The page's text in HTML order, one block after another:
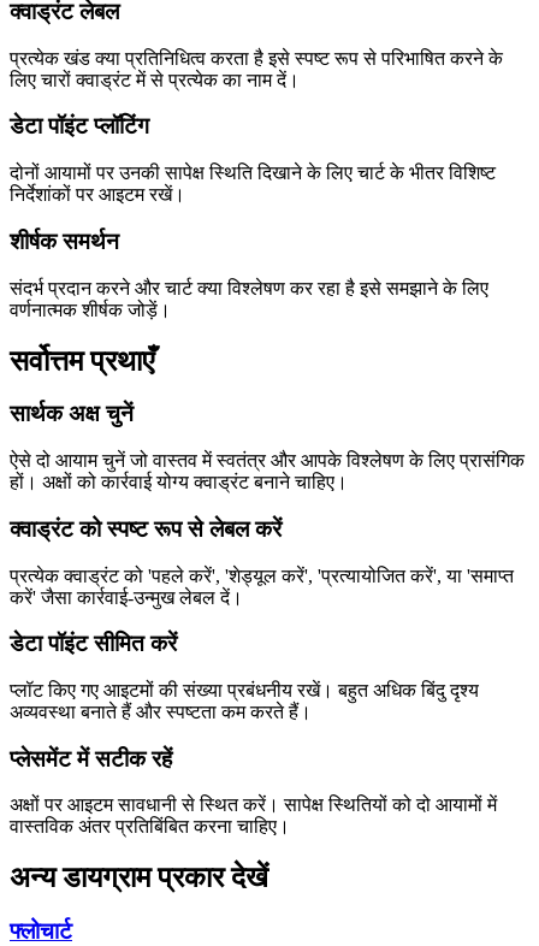
क्वाड्रंट लेबल
प्रत्येक खंड क्या प्रतिनिधित्व करता है इसे स्पष्ट रूप से परिभाषित करने के
लिए चारों क्वाड्रंट में से प्रत्येक का नाम दें।
डेटा पॉइंट प्लॉटिंग
दोनों आयामों पर उनकी सापेक्ष स्थिति दिखाने के लिए चार्ट के भीतर विशिष्ट
निर्देशांकों पर आइटम रखें।
शीर्षक समर्थन
संदर्भ प्रदान करने और चार्ट क्या विश्लेषण कर रहा है इसे समझाने के लिए
वर्णनात्मक शीर्षक जोड़ें।
सर्वोत्तम प्रथाएँ
सार्थक अक्ष चुनें
ऐसे दो आयाम चुनें जो वास्तव में स्वतंत्र और आपके विश्लेषण के लिए प्रासंगिक
हों। अक्षों को कार्रवाई योग्य क्वाड्रंट बनाने चाहिए।
क्वाड्रंट को स्पष्ट रूप से लेबल करें
प्रत्येक क्वाड्रंट को 'पहले करें', 'शेड्यूल करें', 'प्रत्यायोजित करें', या 'समाप्त
करें' जैसा कार्रवाई-उन्मुख लेबल दें।
डेटा पॉइंट सीमित करें
प्लॉट किए गए आइटमों की संख्या प्रबंधनीय रखें। बहुत अधिक बिंदु दृश्य
अव्यवस्था बनाते हैं और स्पष्टता कम करते हैं।
प्लेसमेंट में सटीक रहें
अक्षों पर आइटम सावधानी से स्थित करें। सापेक्ष स्थितियों को दो आयामों में
वास्तविक अंतर प्रतिबिंबित करना चाहिए।
अन्य डायग्राम प्रकार देखें
फ्लोचार्ट